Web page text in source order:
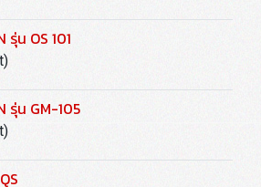
รุ่น OS 101
รุ่น GM-105